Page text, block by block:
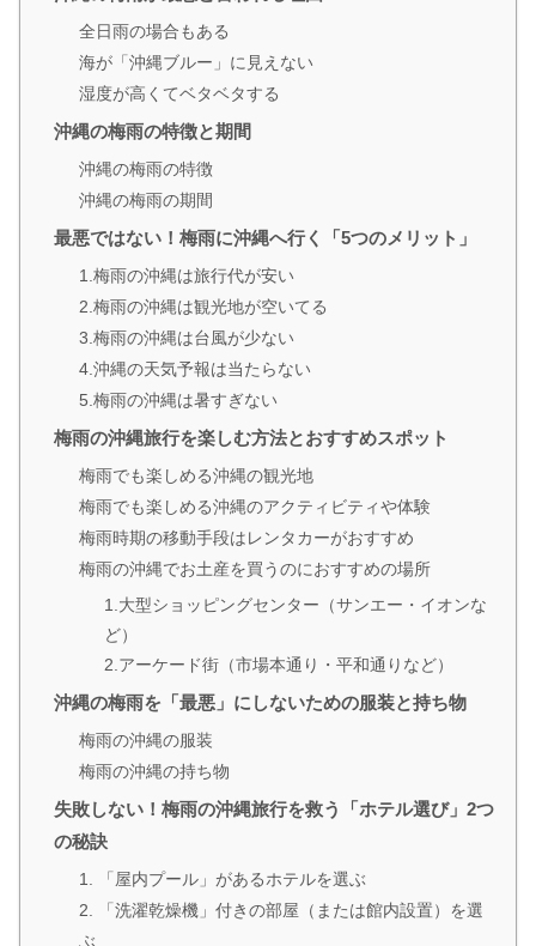
全日雨の場合もある
海が「沖縄ブルー」に見えない
湿度が高くてベタベタする
沖縄の梅雨の特徴と期間
沖縄の梅雨の特徴
沖縄の梅雨の期間
最悪ではない！梅雨に沖縄へ行く「5つのメリット」
1.梅雨の沖縄は旅行代が安い
2.梅雨の沖縄は観光地が空いてる
3.梅雨の沖縄は台風が少ない
4.沖縄の天気予報は当たらない
5.梅雨の沖縄は暑すぎない
梅雨の沖縄旅行を楽しむ方法とおすすめスポット
梅雨でも楽しめる沖縄の観光地
梅雨でも楽しめる沖縄のアクティビティや体験
梅雨時期の移動手段はレンタカーがおすすめ
梅雨の沖縄でお土産を買うのにおすすめの場所
1.大型ショッピングセンター（サンエー・イオンな
ど）
2.アーケード街（市場本通り・平和通りなど）
沖縄の梅雨を「最悪」にしないための服装と持ち物
梅雨の沖縄の服装
梅雨の沖縄の持ち物
失敗しない！梅雨の沖縄旅行を救う「ホテル選び」2つ
の秘訣
1. 「屋内プール」があるホテルを選ぶ
2. 「洗濯乾燥機」付きの部屋（または館内設置）を選
ぶ